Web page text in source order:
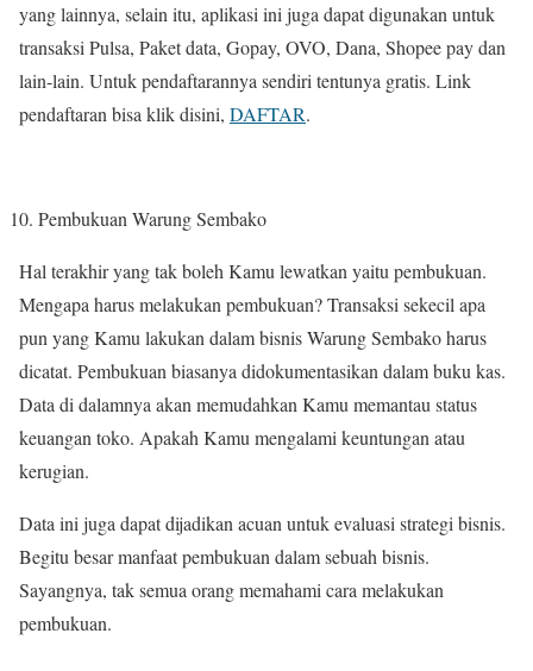
yang lainnya, selain itu, aplikasi ini juga dapat digunakan untuk
transaksi Pulsa, Paket data, Gopay, OVO, Dana, Shopee pay dan
lain-lain. Untuk pendaftarannya sendiri tentunya gratis. Link
pendaftaran bisa klik disini, DAFTAR.
Pembukuan Warung Sembako
Hal terakhir yang tak boleh Kamu lewatkan yaitu pembukuan.
Mengapa harus melakukan pembukuan? Transaksi sekecil apa
pun yang Kamu lakukan dalam bisnis Warung Sembako harus
dicatat. Pembukuan biasanya didokumentasikan dalam buku kas.
Data di dalamnya akan memudahkan Kamu memantau status
keuangan toko. Apakah Kamu mengalami keuntungan atau
kerugian.
Data ini juga dapat dijadikan acuan untuk evaluasi strategi bisnis.
Begitu besar manfaat pembukuan dalam sebuah bisnis.
Sayangnya, tak semua orang memahami cara melakukan
pembukuan.